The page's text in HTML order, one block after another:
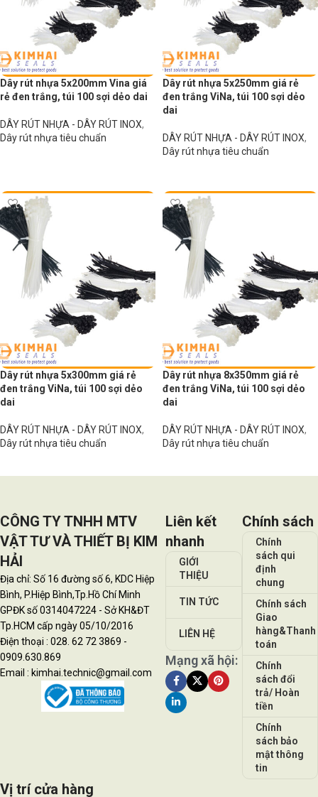
Dây rút nhựa 5x200mm Vina giá
rẻ đen trắng, túi 100 sợi dẻo dai
DÂY RÚT NHỰA - DÂY RÚT INOX,
Dây rút nhựa tiêu chuẩn
Dây rút nhựa 5x250mm giá rẻ
đen trắng ViNa, túi 100 sợi dẻo
dai
DÂY RÚT NHỰA - DÂY RÚT INOX,
Dây rút nhựa tiêu chuẩn
Dây rút nhựa 5x300mm giá rẻ
đen trắng ViNa, túi 100 sợi dẻo
dai
DÂY RÚT NHỰA - DÂY RÚT INOX,
Dây rút nhựa tiêu chuẩn
Dây rút nhựa 8x350mm giá rẻ
đen trắng ViNa, túi 100 sợi dẻo
dai
DÂY RÚT NHỰA - DÂY RÚT INOX,
Dây rút nhựa tiêu chuẩn
CÔNG TY TNHH MTV
VẬT TƯ VÀ THIẾT BỊ KIM
HẢI
Địa chỉ: Số 16 đường số 6, KDC Hiệp
Bình, P.Hiệp Bình,Tp.Hồ Chí Minh
GPĐK số 0314047224 - Sở KH&ĐT
Tp.HCM cấp ngày 05/10/2016
Điện thoại : 028. 62 72 3869 -
0909.630.869
Email : kimhai.technic@gmail.com
Liên kết
nhanh
GIỚI
THIỆU
TIN TỨC
LIÊN HỆ
Mạng xã hội:
Chính sách
Chính
sách qui
định
chung
Chính sách
Giao
hàng&Thanh
toán
Chính
sách đổi
trả/ Hoàn
tiền
Chính
sách bảo
mật thông
tin
Vị trí cửa hàng